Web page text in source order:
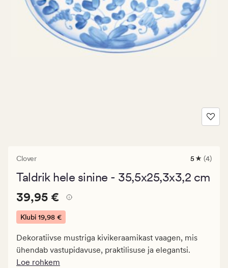
Clover
4
keskmise
5 (4)
Taldrik hele sinine - 35,5x25,3x3,2 cm
Pris_ee
39,95
€.
19,98
€
Pris_ee 39,95 €
39,95 €
Klubi 19,98 €
Dekoratiivse mustriga kivikeraamikast vaagen, mis
ühendab vastupidavuse, praktilisuse ja elegantsi.
Loe rohkem